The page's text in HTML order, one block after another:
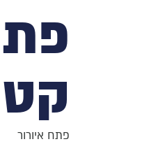
פתח איורור